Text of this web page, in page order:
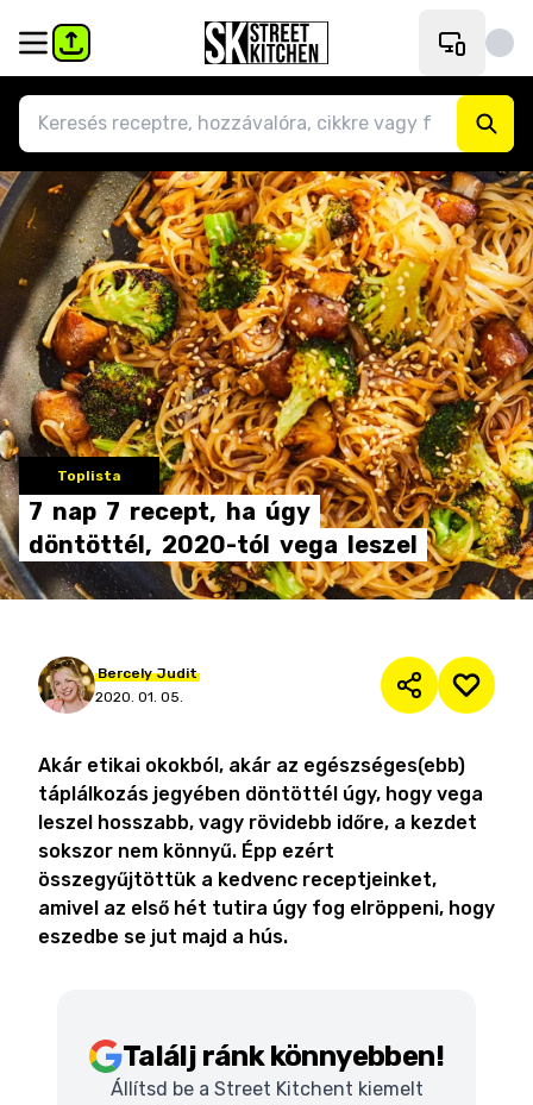
Toplista
7 nap 7 recept, ha úgy
döntöttél, 2020-tól vega leszel
Bercely Judit
2020. 01. 05.
Akár etikai okokból, akár az egészséges(ebb)
táplálkozás jegyében döntöttél úgy, hogy vega
leszel hosszabb, vagy rövidebb időre, a kezdet
sokszor nem könnyű. Épp ezért
összegyűjtöttük a kedvenc receptjeinket,
amivel az első hét tutira úgy fog elröppeni, hogy
eszedbe se jut majd a hús.
Találj ránk könnyebben!
Állítsd be a Street Kitchent kiemelt